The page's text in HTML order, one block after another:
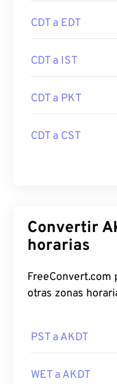
CDT a EDT
CDT a IST
CDT a PKT
CDT a CST
Convertir
horarias
FreeConvert.com
otras zonas
PST a AKDT
WET a AKDT